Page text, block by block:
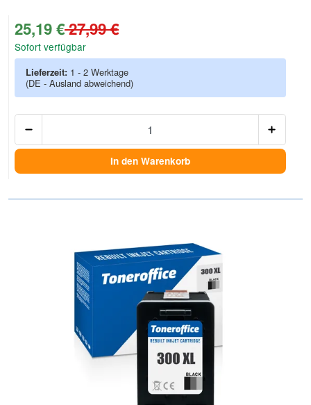
25,19 €27,99 €
Sofort verfügbar
Lieferzeit: 1 - 2 Werktage
(DE - Ausland abweichend)
In den Warenkorb